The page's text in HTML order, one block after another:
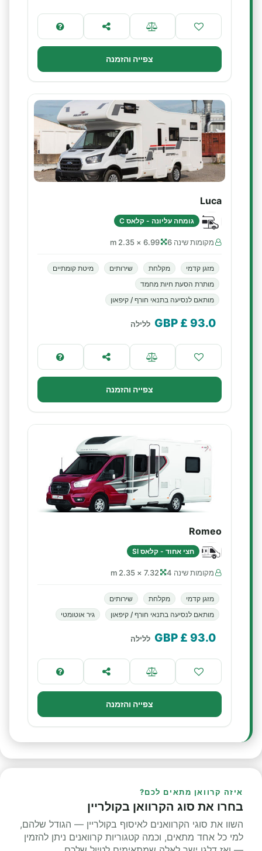
צפייה והזמנה
Luca
גומחה עליונה - קלאס C
מקומות שינה 6 6.99 × 2.35 m
מזגן קדמי מקלחת שירותים
מיטת קומתיים
מותרת הסעת חיות מחמד
מותאם לנסיעה בתנאי חורף / קיפאון
93.0
£ GBP ללילה
צפייה והזמנה
Romeo
חצי אחוד - קלאס SI
מקומות שינה 4 7.32 × 2.35 m
מזגן קדמי מקלחת
שירותים
מותאם לנסיעה בתנאי חורף / קיפאון
גיר אוטומטי
93.0
£ GBP ללילה
צפייה והזמנה
איזה קרוואן מתאים לכם?
בחרו את סוג הקרוואן בקולריין
השוו את סוגי הקרוואנים לאיסוף בקולריין — הגודל שלהם,
למי כל אחד מתאים, וכמה קטגוריות קרוואנים ניתן להזמין